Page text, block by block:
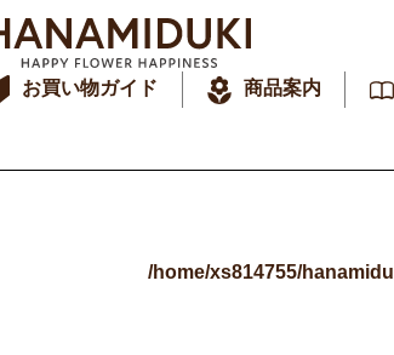
お買い物ガイド 商品案内
/home/xs814755/